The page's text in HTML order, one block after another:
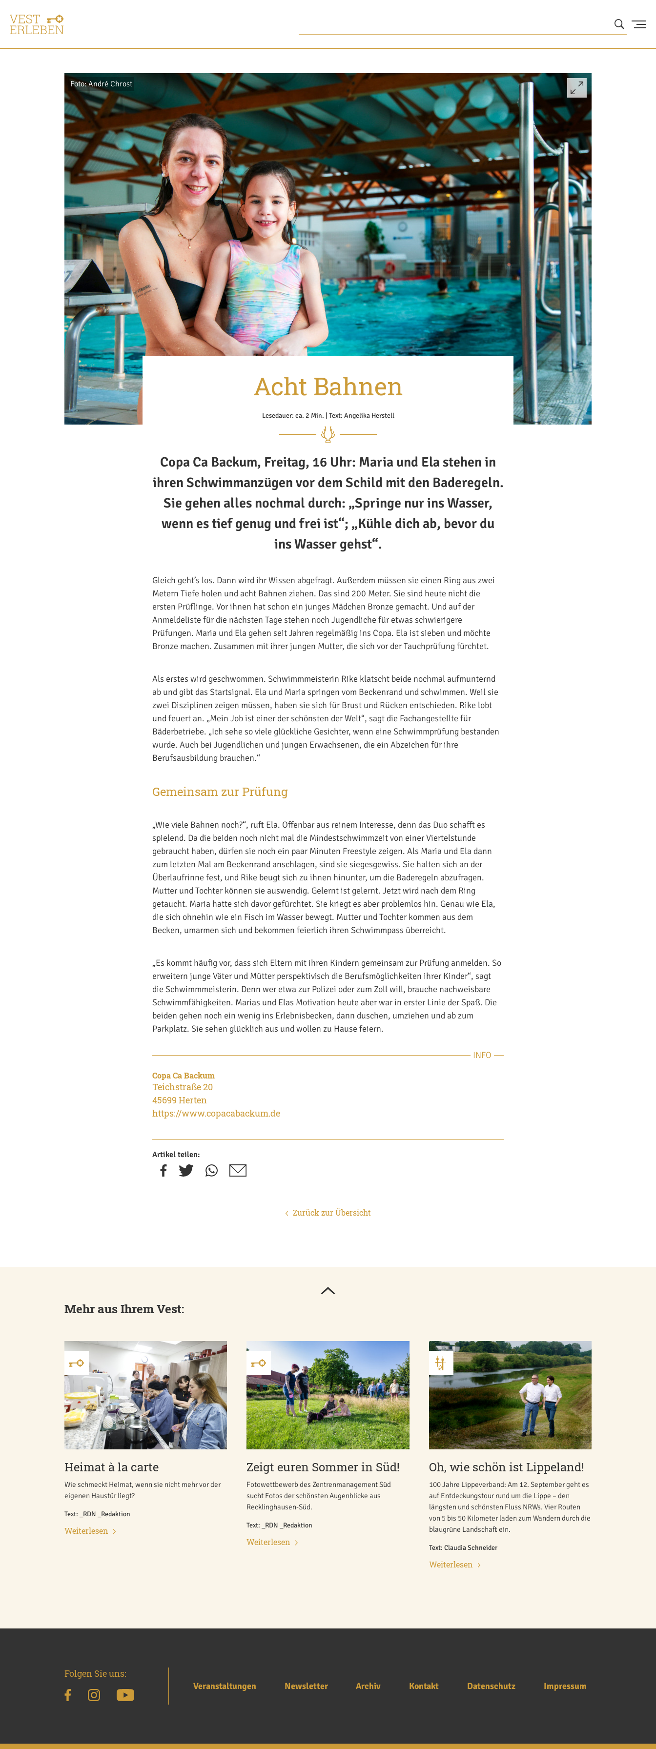
Foto: André Chrost
Acht Bahnen
Lesedauer: ca. 2 Min. | Text: Angelika Herstell
Copa Ca Backum, Freitag, 16 Uhr: Maria und Ela stehen in
ihren Schwimmanzügen vor dem Schild mit den Baderegeln.
Sie gehen alles nochmal durch: „Springe nur ins Wasser,
wenn es tief genug und frei ist“; „Kühle dich ab, bevor du
ins Wasser gehst“.
Gleich geht’s los. Dann wird ihr Wissen abgefragt. Außerdem müssen sie einen Ring aus zwei
Metern Tiefe holen und acht Bahnen ziehen. Das sind 200 Meter. Sie sind heute nicht die
ersten Prüflinge. Vor ihnen hat schon ein junges Mädchen Bronze gemacht. Und auf der
Anmeldeliste für die nächsten Tage stehen noch Jugendliche für etwas schwierigere
Prüfungen. Maria und Ela gehen seit Jahren regelmäßig ins Copa. Ela ist sieben und möchte
Bronze machen. Zusammen mit ihrer jungen Mutter, die sich vor der Tauchprüfung fürchtet.
Als erstes wird geschwommen. Schwimmmeisterin Rike klatscht beide nochmal aufmunternd
ab und gibt das Startsignal. Ela und Maria springen vom Beckenrand und schwimmen. Weil sie
zwei Disziplinen zeigen müssen, haben sie sich für Brust und Rücken entschieden. Rike lobt
und feuert an. „Mein Job ist einer der schönsten der Welt“, sagt die Fachangestellte für
Bäderbetriebe. „Ich sehe so viele glückliche Gesichter, wenn eine Schwimmprüfung bestanden
wurde. Auch bei Jugendlichen und jungen Erwachsenen, die ein Abzeichen für ihre
Berufsausbildung brauchen.“
Gemeinsam zur Prüfung
„Wie viele Bahnen noch?“, ruft Ela. Offenbar aus reinem Interesse, denn das Duo schafft es
spielend. Da die beiden noch nicht mal die Mindestschwimmzeit von einer Viertelstunde
gebraucht haben, dürfen sie noch ein paar Minuten Freestyle zeigen. Als Maria und Ela dann
zum letzten Mal am Beckenrand anschlagen, sind sie siegesgewiss. Sie halten sich an der
Überlaufrinne fest, und Rike beugt sich zu ihnen hinunter, um die Baderegeln abzufragen.
Mutter und Tochter können sie auswendig. Gelernt ist gelernt. Jetzt wird nach dem Ring
getaucht. Maria hatte sich davor gefürchtet. Sie kriegt es aber problemlos hin. Genau wie Ela,
die sich ohnehin wie ein Fisch im Wasser bewegt. Mutter und Tochter kommen aus dem
Becken, umarmen sich und bekommen feierlich ihren Schwimmpass überreicht.
„Es kommt häufig vor, dass sich Eltern mit ihren Kindern gemeinsam zur Prüfung anmelden. So
erweitern junge Väter und Mütter perspektivisch die Berufsmöglichkeiten ihrer Kinder“, sagt
die Schwimmmeisterin. Denn wer etwa zur Polizei oder zum Zoll will, brauche nachweisbare
Schwimmfähigkeiten. Marias und Elas Motivation heute aber war in erster Linie der Spaß. Die
beiden gehen noch ein wenig ins Erlebnisbecken, dann duschen, umziehen und ab zum
Parkplatz. Sie sehen glücklich aus und wollen zu Hause feiern.
INFO
Copa Ca Backum
Teichstraße 20
45699 Herten
https://www.copacabackum.de
Artikel teilen:
Zurück zur Übersicht
Mehr aus Ihrem Vest:
Heimat à la carte
Wie schmeckt Heimat, wenn sie nicht mehr vor der
eigenen Haustür liegt?
Text: _RDN _Redaktion
Weiterlesen
Zeigt euren Sommer in Süd!
Fotowettbewerb des Zentrenmanagement Süd
sucht Fotos der schönsten Augenblicke aus
Recklinghausen-Süd.
Text: _RDN _Redaktion
Weiterlesen
Oh, wie schön ist Lippeland!
100 Jahre Lippeverband: Am 12. September geht es
auf Entdeckungstour rund um die Lippe – den
längsten und schönsten Fluss NRWs. Vier Routen
von 5 bis 50 Kilometer laden zum Wandern durch die
blaugrüne Landschaft ein.
Text: Claudia Schneider
Weiterlesen
Veranstaltungen Newsletter Archiv Kontakt Datenschutz Impressum
Folgen Sie uns: